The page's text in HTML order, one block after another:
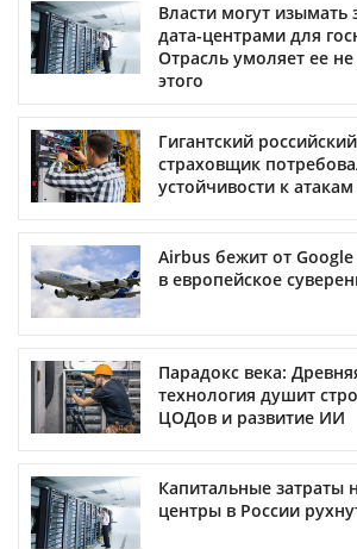
Власти могут
дата-центрами для
Отрасль умоляет ее не
этого
Гигантский российский
страховщик
устойчивости к
Airbus бежит от
в европейское
Парадокс века:
технология душит
ЦОДов и развитие ИИ
Капитальные затраты
центры в России